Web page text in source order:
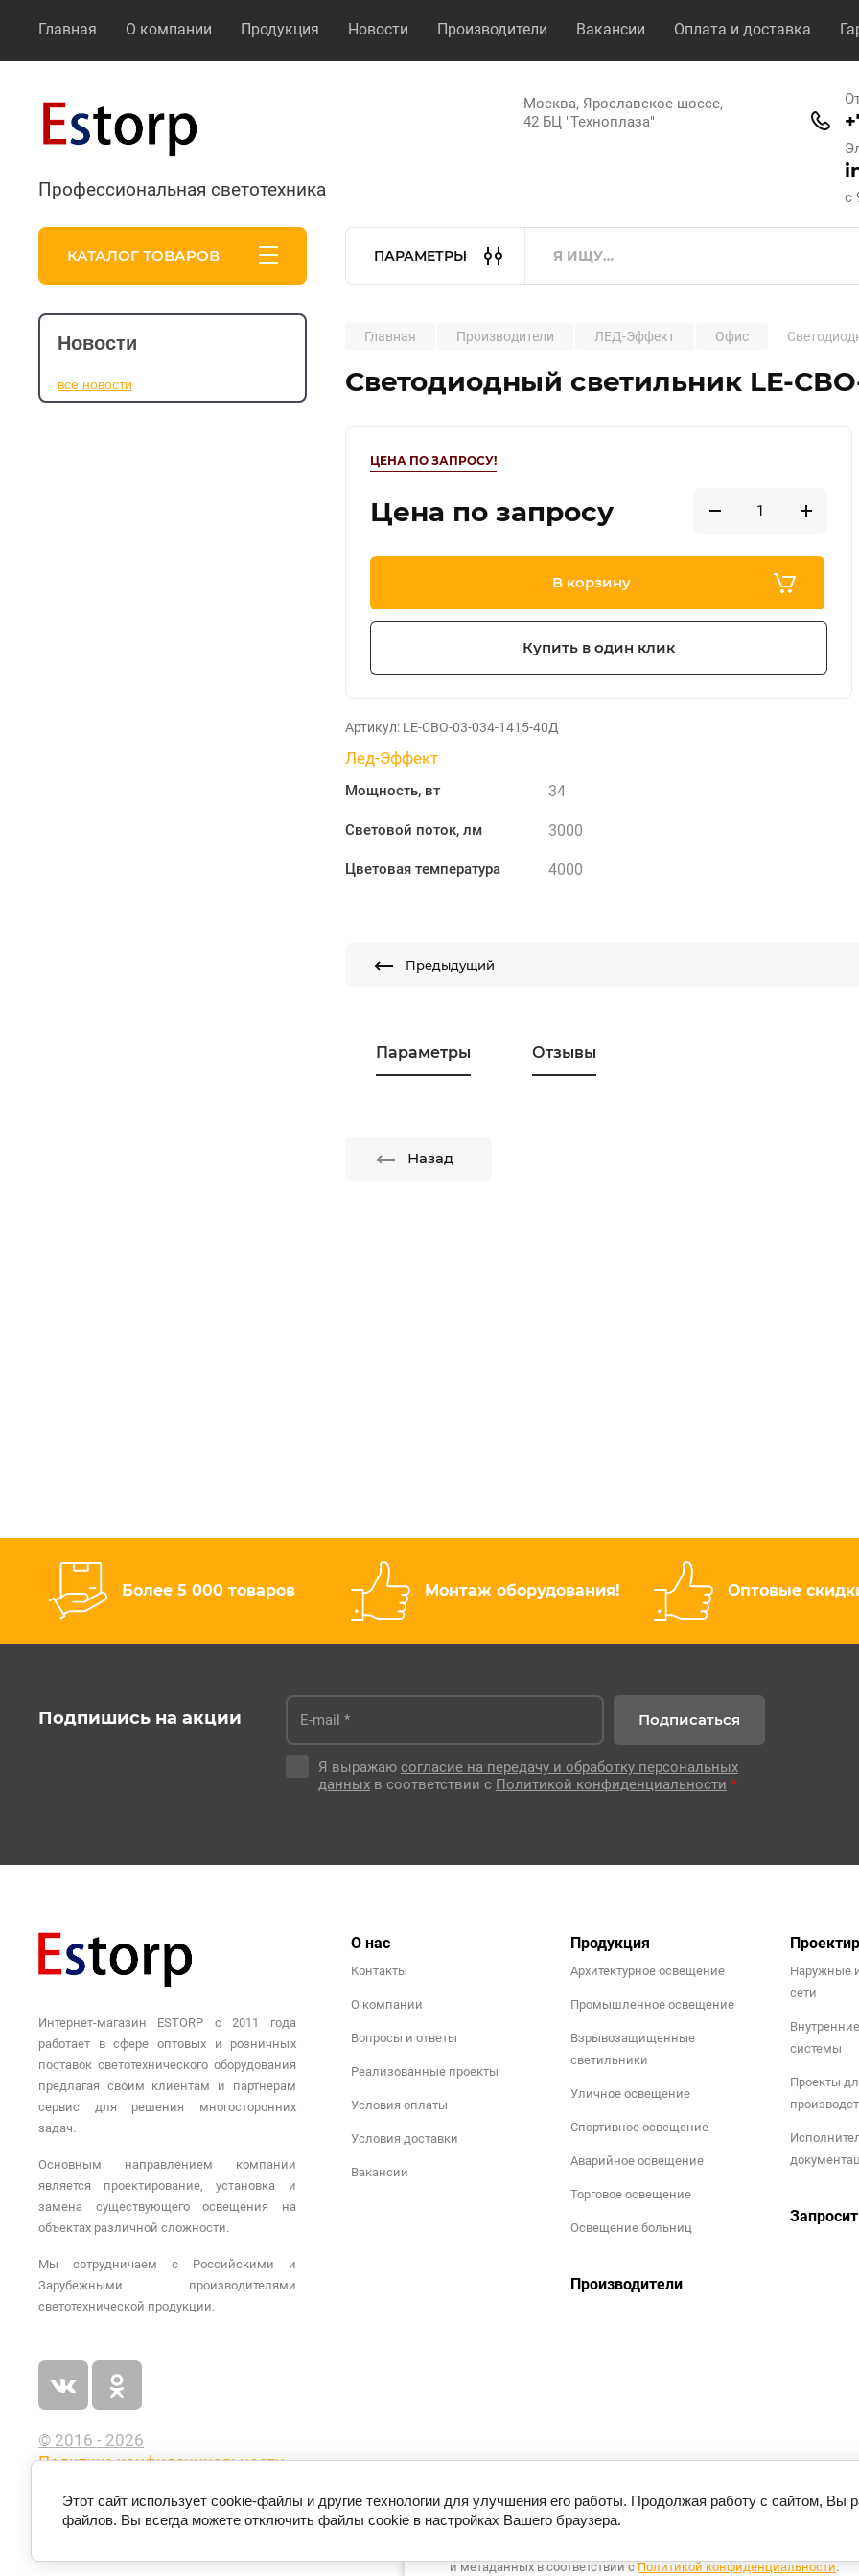
Этот сайт использует файлы cookie и метаданные. Продолжая
и метаданных в соответствии с Политикой конфиденциальности.
Главная О компании Продукция Новости Производители Вакансии Оплата и доставка
Профессиональная светотехника
Москва, Ярославское шоссе,
42 БЦ "Техноплаза"
с
КАТАЛОГ ТОВАРОВ ПАРАМЕТРЫ
Новости
все новости
Главная Производители ЛЕД-Эффект Офис
Светодиодный светильник LE-
ЦЕНА ПО ЗАПРОСУ!
Цена по запросу
В корзину
Купить в один клик
Артикул: LE-СВО-03-034-1415-40Д
Лед-Эффект
Мощность, вт 34
Световой поток, лм 3000
Цветовая температура 4000
Предыдущий
Параметры Отзывы
Назад
Более 5 000 товаров Монтаж оборудования! Оптовые
Подпишись на акции
Я выражаю согласие на передачу и обработку персональных
данныхв соответствии с Политикой конфиденциальности *
Подписаться
Интернет-магазин ESTORP с 2011 года
работает в сфере оптовых и розничных
поставок светотехнического оборудования
предлагая своим клиентам и партнерам
сервис для решения многосторонних
задач.
Основным направлением компании
является проектирование, установка и
замена существующего освещения на
объектах различной сложности.
Мы сотрудничаем с Российскими и
Зарубежными производителями
светотехнической продукции.
© 2016 - 2026
Политика конфиденциальности
О нас
Контакты
О компании
Вопросы и ответы
Реализованные проекты
Условия оплаты
Условия доставки
Вакансии
Продукция
Архитектурное освещение
Промышленное освещение
Взрывозащищенные
светильники
Уличное освещение
Спортивное освещение
Аварийное освещение
Торговое освещение
Освещение больниц
Производители
Наружные
сети
системы
Проекты
Этот сайт использует cookie-файлы и другие технологии для улучшения его работы. Продолжая работу с сайтом, Вы
файлов. Вы всегда можете отключить файлы cookie в настройках Вашего браузера.